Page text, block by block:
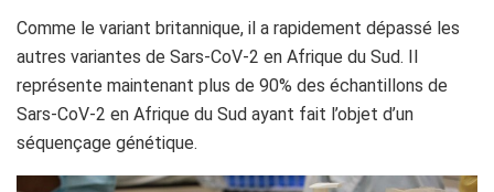
Comme le variant britannique, il a rapidement dépassé les
autres variantes de Sars-CoV-2 en Afrique du Sud. Il
représente maintenant plus de 90% des échantillons de
Sars-CoV-2 en Afrique du Sud ayant fait l’objet d’un
séquençage génétique.